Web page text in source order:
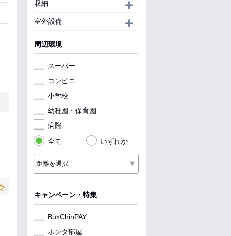
収納
室外設備
周辺環境
スーパー
コンビニ
小学校
幼稚園・保育園
病院
全て
いずれか
キャンペーン・特集
BunChinPAY
ポンタ部屋